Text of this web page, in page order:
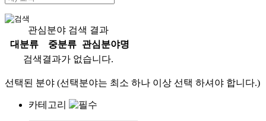
관심분야 검색 결과
대분류
중분류
관심분야명
검색결과가 없습니다.
선택된 분야 (선택분야는 최소 하나 이상 선택 하셔야 합니다.)
카테고리